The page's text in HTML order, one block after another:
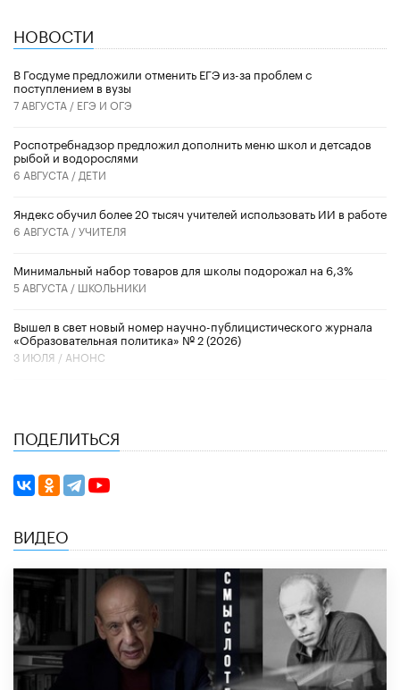
НОВОСТИ
В Госдуме предложили отменить ЕГЭ из-за проблем с
поступлением в вузы
7 АВГУСТА / ЕГЭ И ОГЭ
Роспотребнадзор предложил дополнить меню школ и детсадов
рыбой и водорослями
6 АВГУСТА / ДЕТИ
​Яндекс обучил более 20 тысяч учителей использовать ИИ в работе
6 АВГУСТА /УЧИТЕЛЯ
Минимальный набор товаров для школы подорожал на 6,3%
5 АВГУСТА / ШКОЛЬНИКИ
Вышел в свет новый номер научно-публицистического журнала
«Образовательная политика» № 2 (2026)
3 ИЮЛЯ / АНОНС
ПОДЕЛИТЬСЯ
ВИДЕО